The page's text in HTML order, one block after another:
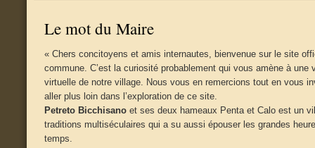
Le mot du Maire
« Chers concitoyens et amis internautes, bienvenue sur le site
commune. C’est la curiosité probablement qui vous amène à une
virtuelle de notre village. Nous vous en remercions tout en vous
aller plus loin dans l’exploration de ce site.
Petreto Bicchisano et ses deux hameaux Penta et Calo est un
traditions multiséculaires qui a su aussi épouser les grandes
temps.